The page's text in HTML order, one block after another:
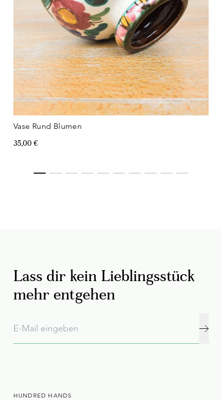
Vase Rund Blumen
35,00 €
HUNDRED HANDS
Lass dir kein Lieblingsstück
mehr entgehen